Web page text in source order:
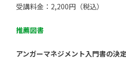
受講料金：2,200円（税込）
推薦図書
アンガーマネジメント入門書の決